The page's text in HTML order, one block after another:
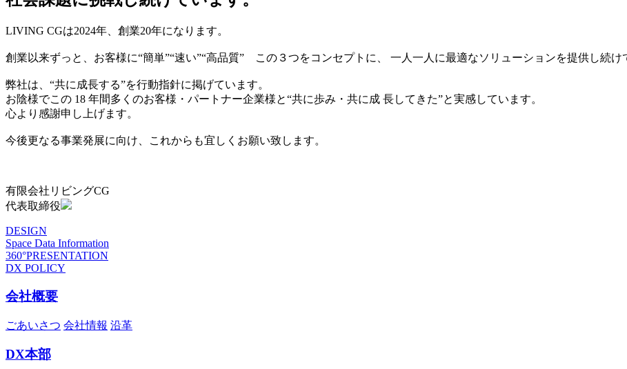
LIVING CGは2024年、創業20年になります。
創業以来ずっと、お客様に“簡単”“速い”“高品質” この３つをコンセプトに、 一人一人に最適なソリューションを提供し続け
弊社は、“共に成長する”を行動指針に掲げています。
お陰様でこの 18 年間多くのお客様・パートナー企業様と“共に歩み・共に成 長してきた”と実感しています。
心より感謝申し上げます。
今後更なる事業発展に向け、これからも宜しくお願い致します。
有限会社リビングCG
代表取締役
DESIGN
Space Data Information
360°PRESENTATION
DX POLICY
会社概要
ごあいさつ 会社情報 沿革
DX本部